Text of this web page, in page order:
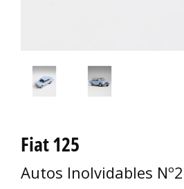
Fiat 125
Autos Inolvidables